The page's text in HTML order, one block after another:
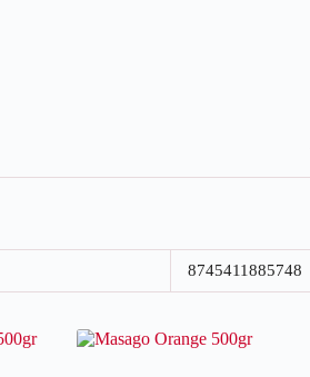
8745411885748